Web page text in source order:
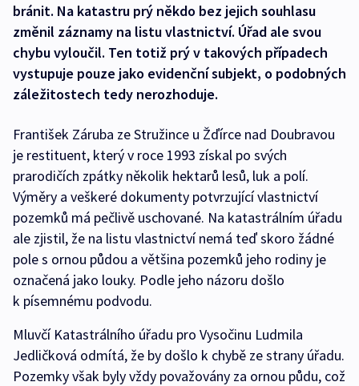
bránit. Na katastru prý někdo bez jejich souhlasu
změnil záznamy na listu vlastnictví. Úřad ale svou
chybu vyloučil. Ten totiž prý v takových případech
vystupuje pouze jako evidenční subjekt, o podobných
záležitostech tedy nerozhoduje.
František Záruba ze Stružince u Žďírce nad Doubravou
je restituent, který v roce 1993 získal po svých
prarodičích zpátky několik hektarů lesů, luk a polí.
Výměry a veškeré dokumenty potvrzující vlastnictví
pozemků má pečlivě uschované. Na katastrálním úřadu
ale zjistil, že na listu vlastnictví nemá teď skoro žádné
pole s ornou půdou a většina pozemků jeho rodiny je
označená jako louky. Podle jeho názoru došlo
k písemnému podvodu.
Mluvčí Katastrálního úřadu pro Vysočinu Ludmila
Jedličková odmítá, že by došlo k chybě ze strany úřadu.
Pozemky však byly vždy považovány za ornou půdu, což